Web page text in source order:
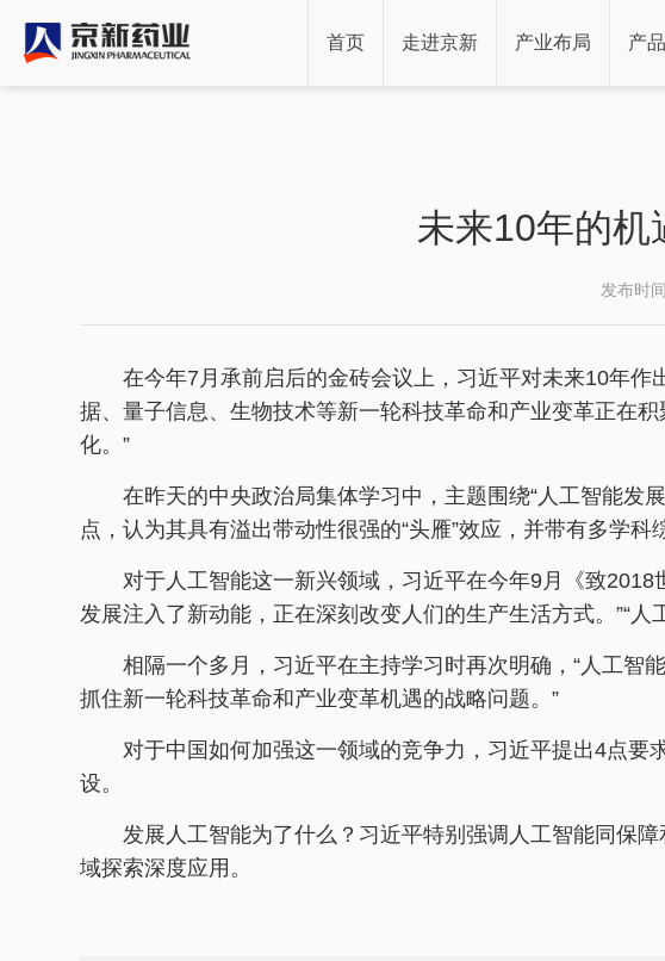
首页 走进京新 产业布局 产
未来10年的机
发布时
在今年7月承前启后的金砖会议上，习近平对未来10年
据、量子信息、生物技术等新一轮科技革命和产业变革正在
化。”
在昨天的中央政治局集体学习中，主题围绕“人工智能发
点，认为其具有溢出带动性很强的“头雁”效应，并带有多学科
对于人工智能这一新兴领域，习近平在今年9月《致
发展注入了新动能，正在深刻改变人们的生产生活方式。”“
相隔一个多月，习近平在主持学习时再次明确，“人工智
抓住新一轮科技革命和产业变革机遇的战略问题。”
对于中国如何加强这一领域的竞争力，习近平提出4点
设。
发展人工智能为了什么？习近平特别强调人工智能同保
域探索深度应用。